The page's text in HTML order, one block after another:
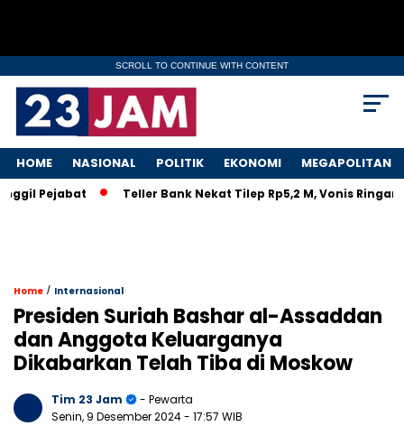
SCROLL TO CONTINUE WITH CONTENT
HOME NASIONAL POLITIK EKONOMI MEGAPOLITAN
Teller Bank Nekat Tilep Rp5,2 M, Vonis Ringan Bikin
Home / Internasional
Presiden Suriah Bashar al-Assaddan
dan Anggota Keluarganya
Dikabarkan Telah Tiba di Moskow
Tim 23 Jam
- Pewarta
Senin, 9 Desember 2024- 17:57 WIB